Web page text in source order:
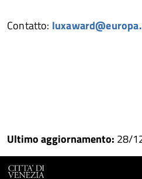
Contatto:
Ultimo aggiornamento: 28/